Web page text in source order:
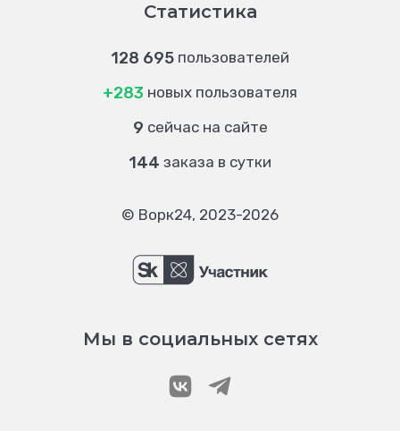
Статистика
128 695 пользователей
+283 новых пользователя
9 сейчас на сайте
144 заказа в сутки
© Ворк24, 2023-2026
Мы в социальных сетях